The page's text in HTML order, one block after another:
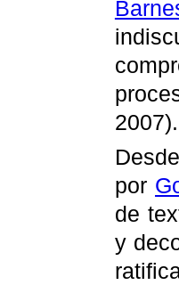
2007).
por
de
y